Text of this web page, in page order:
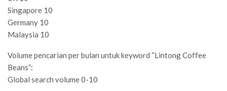
Singapore 10
Germany 10
Malaysia 10
Volume pencarian per bulan untuk keyword “Lintong Coffee
Beans”:
Global search volume 0-10